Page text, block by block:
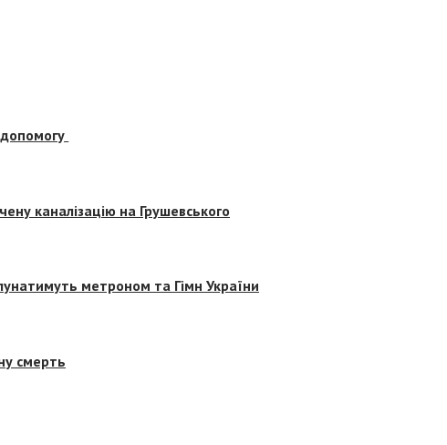
каналізацію на Грушевського
метроном та Гімн України
смерть